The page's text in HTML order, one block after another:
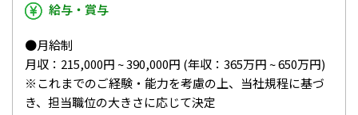
給与・賞与
●月給制
月収：215,000円 ~ 390,000円 (年収：365万円 ~ 650万円)
※これまでのご経験・能力を考慮の上、当社規程に基づ
き、担当職位の大きさに応じて決定